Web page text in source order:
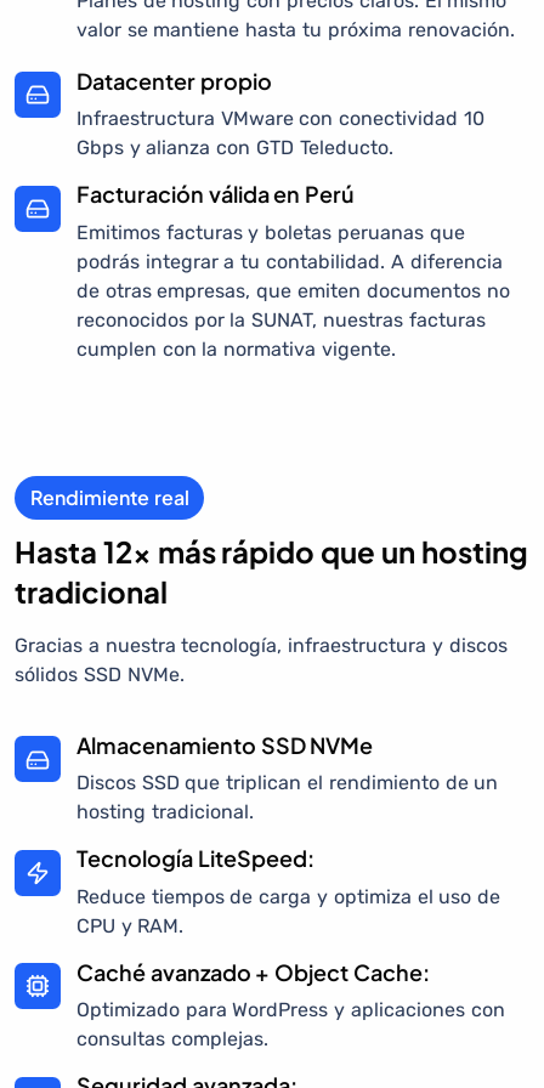
valor se mantiene hasta tu próxima renovación.
Datacenter propio
Infraestructura VMware con conectividad 10
Gbps y alianza con GTD Teleducto.
Facturación válida en Perú
Emitimos facturas y boletas peruanas que
podrás integrar a tu contabilidad. A diferencia
de otras empresas, que emiten documentos no
reconocidos por la SUNAT, nuestras facturas
cumplen con la normativa vigente.
Rendimiente real
Hasta 12× más rápido que un hosting
tradicional
Gracias a nuestra tecnología, infraestructura y discos
sólidos SSD NVMe.
Almacenamiento SSD NVMe
Discos SSD que triplican el rendimiento de un
hosting tradicional.
Tecnología LiteSpeed:
Reduce tiempos de carga y optimiza el uso de
CPU y RAM.
Caché avanzado + Object Cache:
Optimizado para WordPress y aplicaciones con
consultas complejas.